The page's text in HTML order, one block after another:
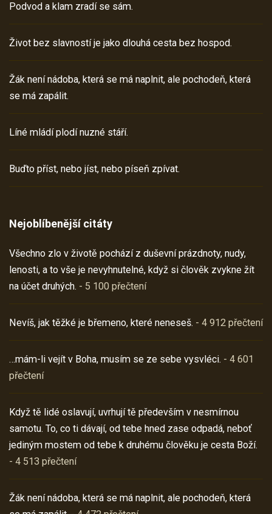
Podvod a klam zradí se sám.
Život bez slavností je jako dlouhá cesta bez hospod.
Žák není nádoba, která se má naplnit, ale pochodeň, která
se má zapálit.
Líné mládí plodí nuzné stáří.
Buďto příst, nebo jíst, nebo píseň zpívat.
Nejoblíbenější citáty
Všechno zlo v životě pochází z duševní prázdnoty, nudy,
lenosti, a to vše je nevyhnutelné, když si člověk zvykne žít
na účet druhých. - 5 100 přečtení
Nevíš, jak těžké je břemeno, které neneseš. - 4 912 přečtení
…mám-li vejít v Boha, musím se ze sebe vysvléci. - 4 601
přečtení
Když tě lidé oslavují, uvrhují tě především v nesmírnou
samotu. To, co ti dávají, od tebe hned zase odpadá, neboť
jediným mostem od tebe k druhému člověku je cesta Boží.
- 4 513 přečtení
Žák není nádoba, která se má naplnit, ale pochodeň, která